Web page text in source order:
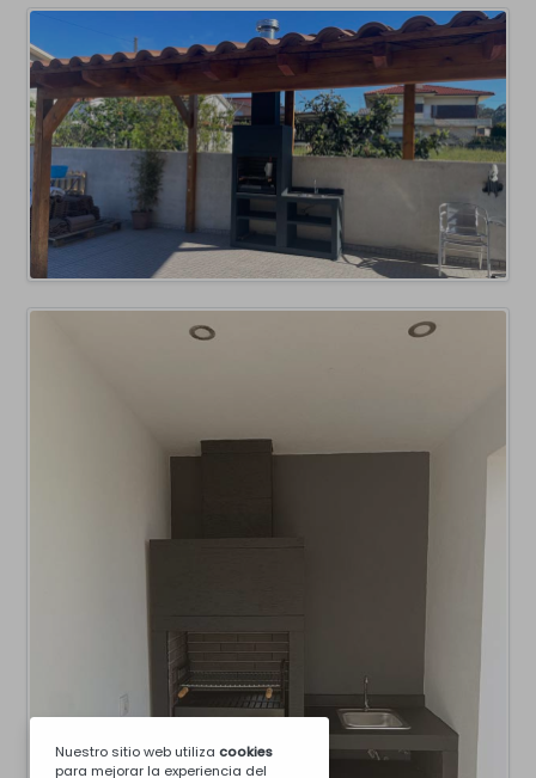
Nuestro sitio web utiliza cookies
para mejorar la experiencia del